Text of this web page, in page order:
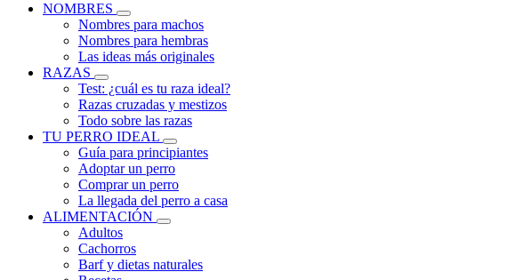
NOMBRES
Nombres para machos
Nombres para hembras
Las ideas más originales
RAZAS
Test: ¿cuál es tu raza ideal?
Razas cruzadas y mestizos
Todo sobre las razas
TU PERRO IDEAL
Guía para principiantes
Adoptar un perro
Comprar un perro
La llegada del perro a casa
ALIMENTACIÓN
Adultos
Cachorros
Barf y dietas naturales